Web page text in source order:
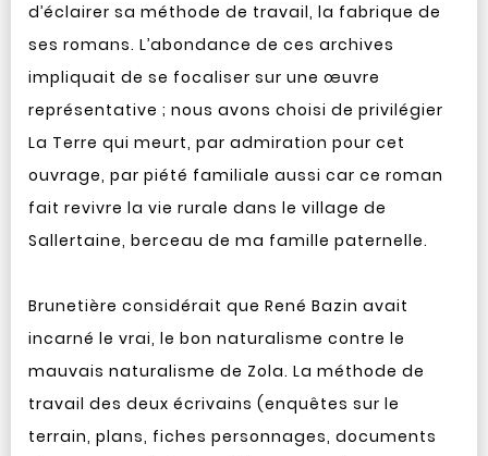
d’éclairer sa méthode de travail, la fabrique de
ses romans. L’abondance de ces archives
impliquait de se focaliser sur une œuvre
représentative ; nous avons choisi de privilégier
La Terre qui meurt, par admiration pour cet
ouvrage, par piété familiale aussi car ce roman
fait revivre la vie rurale dans le village de
Sallertaine, berceau de ma famille paternelle.
Brunetière considérait que René Bazin avait
incarné le vrai, le bon naturalisme contre le
mauvais naturalisme de Zola. La méthode de
travail des deux écrivains (enquêtes sur le
terrain, plans, fiches personnages, documents